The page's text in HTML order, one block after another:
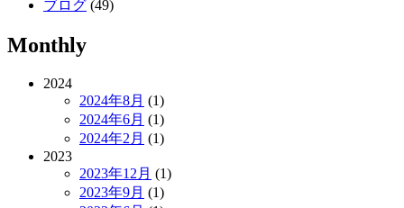
ブログ (49)
Monthly
2024
2024年8月 (1)
2024年6月 (1)
2024年2月 (1)
2023
2023年12月 (1)
2023年9月 (1)